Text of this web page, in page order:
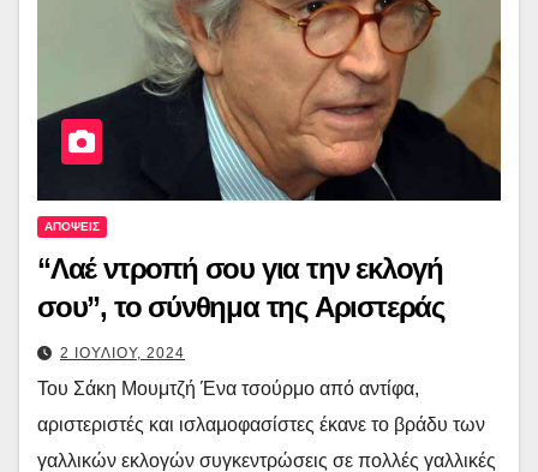
ΑΠΟΨΕΙΣ
“Λαέ ντροπή σου για την εκλογή
σου”, το σύνθημα της Αριστεράς
2 ΙΟΥΛΙΟΥ, 2024
Του Σάκη Μουμτζή Ένα τσούρμο από αντίφα,
αριστεριστές και ισλαμοφασίστες έκανε το βράδυ των
γαλλικών εκλογών συγκεντρώσεις σε πολλές γαλλικές